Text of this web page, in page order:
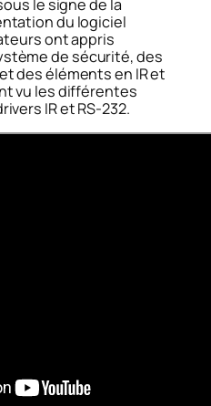
le signe de la
du logiciel
ont appris
de sécurité, des
des éléments en IR et
vu les différentes
IR et RS-232.